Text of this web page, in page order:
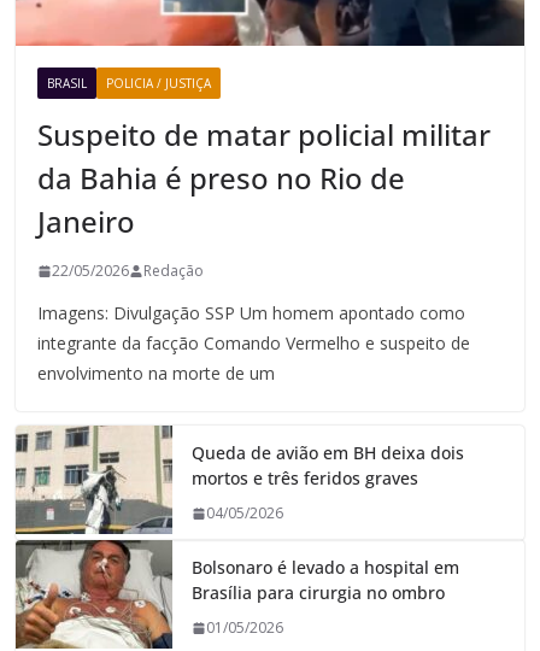
BRASIL POLICIA / JUSTIÇA
Suspeito de matar policial militar
da Bahia é preso no Rio de
Janeiro
22/05/2026 Redação
Imagens: Divulgação SSP Um homem apontado como
integrante da facção Comando Vermelho e suspeito de
envolvimento na morte de um
Queda de avião em BH deixa dois
mortos e três feridos graves
04/05/2026
Bolsonaro é levado a hospital em
Brasília para cirurgia no ombro
01/05/2026